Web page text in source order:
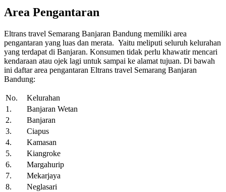
Area Pengantaran
Eltrans travel Semarang Banjaran Bandung memiliki area
pengantaran yang luas dan merata. Yaitu meliputi seluruh kelurahan
yang terdapat di Banjaran. Konsumen tidak perlu khawatir mencari
kendaraan atau ojek lagi untuk sampai ke alamat tujuan. Di bawah
ini daftar area pengantaran Eltrans travel Semarang Banjaran
Bandung:
No.
Kelurahan
1.
Banjaran Wetan
2.
Banjaran
3.
Ciapus
4.
Kamasan
5.
Kiangroke
6.
Margahurip
7.
Mekarjaya
8.
Neglasari